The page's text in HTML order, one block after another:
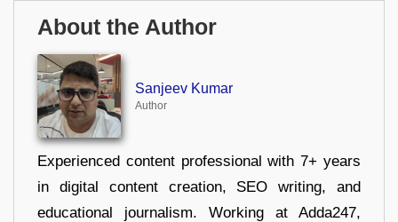
About the Author
Sanjeev Kumar
Author
Experienced content professional with 7+ years
in digital content creation, SEO writing, and
educational journalism. Working at Adda247,